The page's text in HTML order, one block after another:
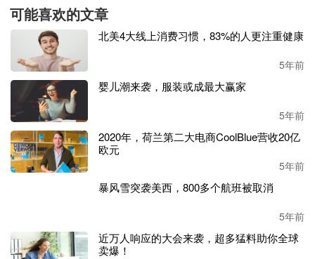
3.勃肯风鞋
可能喜欢的文章
北美4大线上消费习惯，83%的人更注重健康
5年前
婴儿潮来袭，服装或成最大赢家
5年前
2020年，荷兰第二大电商CoolBlue营收20亿
欧元
5年前
暴风雪突袭美西，800多个航班被取消
5年前
近万人响应的大会来袭，超多猛料助你全球
卖爆！